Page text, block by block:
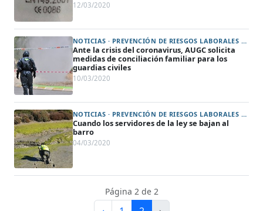
12/03/2020
NOTICIAS · PREVENCIÓN DE RIESGOS LABORALES Y PROTECCIÓN DE LA SALUD (ART. 31) · MADRID
Ante la crisis del coronavirus, AUGC solicita
medidas de conciliación familiar para los
guardias civiles
10/03/2020
NOTICIAS · PREVENCIÓN DE RIESGOS LABORALES Y PROTECCIÓN DE LA SALUD (ART. 31)
Cuando los servidores de la ley se bajan al
barro
04/03/2020
Página 2 de 2